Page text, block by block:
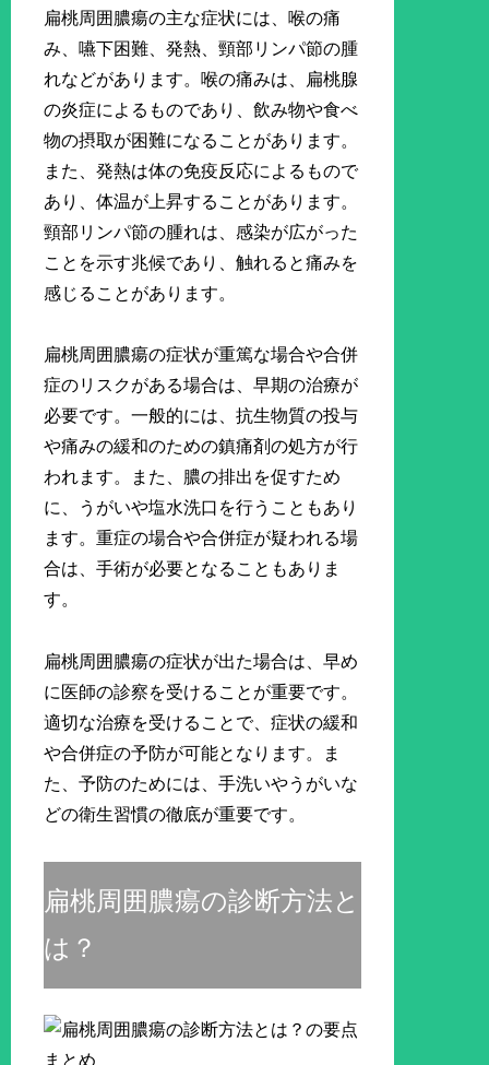
扁桃周囲膿瘍の主な症状には、喉の痛
み、嚥下困難、発熱、頸部リンパ節の腫
れなどがあります。喉の痛みは、扁桃腺
の炎症によるものであり、飲み物や食べ
物の摂取が困難になることがあります。
また、発熱は体の免疫反応によるもので
あり、体温が上昇することがあります。
頸部リンパ節の腫れは、感染が広がった
ことを示す兆候であり、触れると痛みを
感じることがあります。
扁桃周囲膿瘍の症状が重篤な場合や合併
症のリスクがある場合は、早期の治療が
必要です。一般的には、抗生物質の投与
や痛みの緩和のための鎮痛剤の処方が行
われます。また、膿の排出を促すため
に、うがいや塩水洗口を行うこともあり
ます。重症の場合や合併症が疑われる場
合は、手術が必要となることもありま
す。
扁桃周囲膿瘍の症状が出た場合は、早め
に医師の診察を受けることが重要です。
適切な治療を受けることで、症状の緩和
や合併症の予防が可能となります。ま
た、予防のためには、手洗いやうがいな
どの衛生習慣の徹底が重要です。
扁桃周囲膿瘍の診断方法と
は？